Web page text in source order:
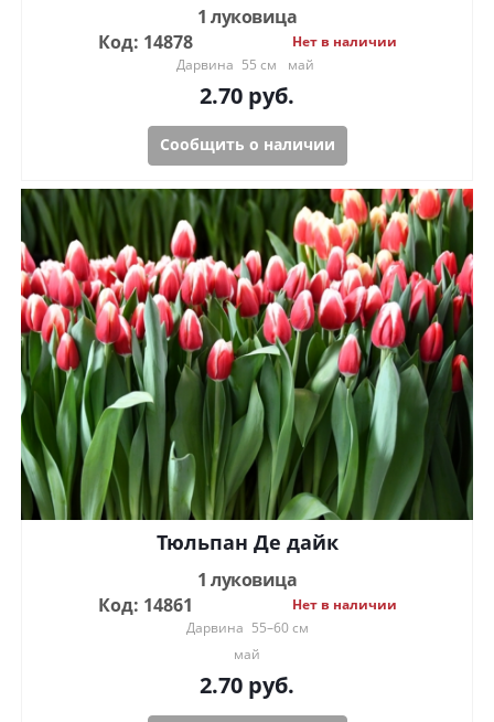
1 луковица
Код: 14878
Нет в наличии
Дарвина 55 см май
2.70 руб.
Сообщить о наличии
Тюльпан Де дайк
1 луковица
Код: 14861
Нет в наличии
Дарвина 55–60 см
май
2.70 руб.